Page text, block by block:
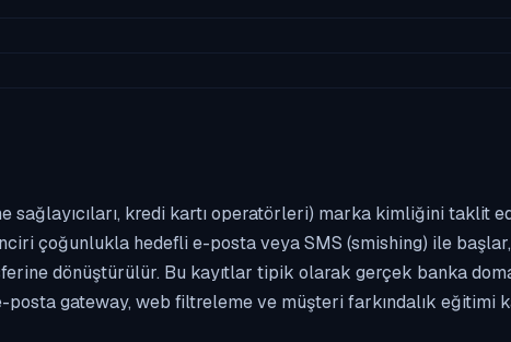
sağlayıcıları, kredi kartı operatörleri) marka kimliğini taklit
çoğunlukla hedefli e-posta veya SMS (smishing) ile
dönüştürülür. Bu kayıtlar tipik olarak gerçek banka
gateway, web filtreleme ve müşteri farkındalık eğitimi